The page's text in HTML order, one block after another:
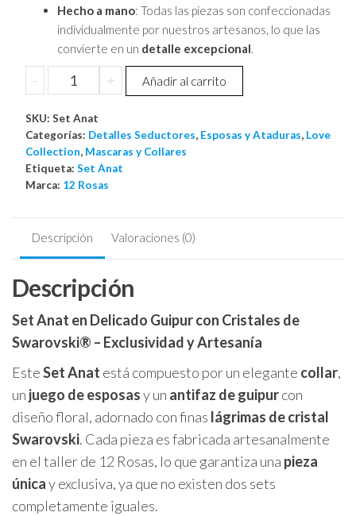
Hecho a mano: Todas las piezas son confeccionadas
individualmente por nuestros artesanos, lo que las
convierte en un detalle excepcional.
-
Anat
cantidad
+ Añadir al carrito
SKU: Set Anat
Categorías: Detalles Seductores, Esposas y Ataduras, Love
Collection, Mascaras y Collares
Etiqueta: Set Anat
Marca: 12 Rosas
Descripción Valoraciones (0)
Descripción
Set Anat en Delicado Guipur con Cristales de
Swarovski® – Exclusividad y Artesanía
EsteSet Anat está compuesto por un elegante collar,
un juego de esposasy un antifaz de guipurcon
diseño floral, adornado con finas lágrimas de cristal
Swarovski. Cada pieza es fabricada artesanalmente
en el taller de 12 Rosas, lo que garantiza una pieza
únicay exclusiva, ya que no existen dos sets
completamente iguales.